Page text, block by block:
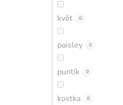
květ 0
paisley 0
puntík 0
kostka 0